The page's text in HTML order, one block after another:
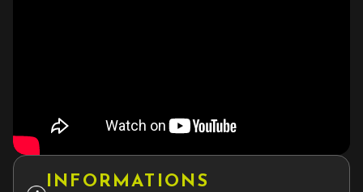
INFORMATIONS